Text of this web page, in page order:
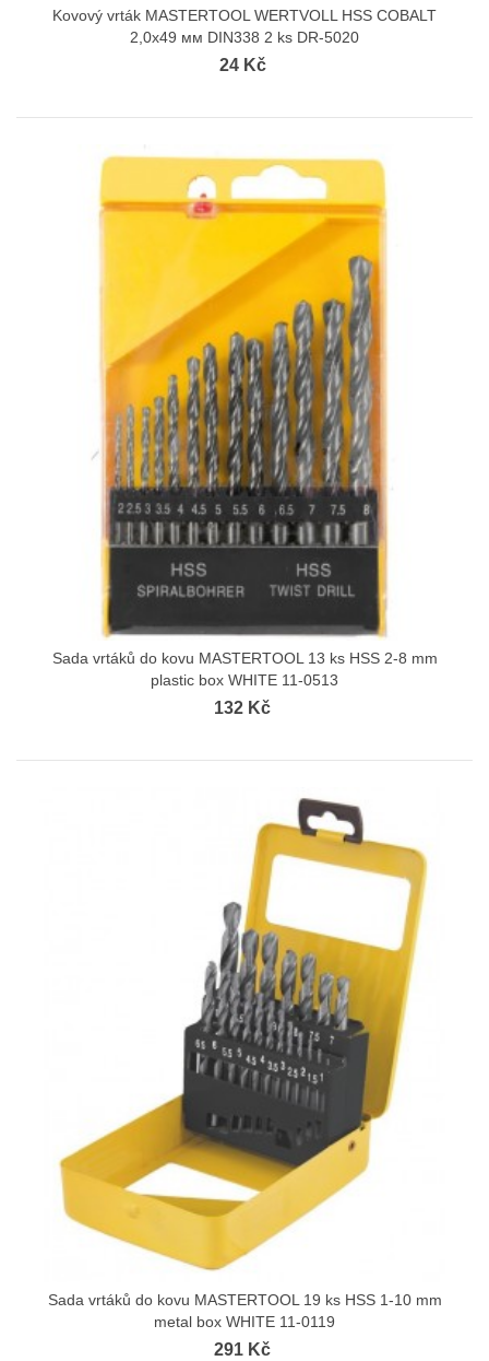
Kovový vrták MASTERTOOL WERTVOLL HSS COBALT
2,0х49 мм DIN338 2 ks DR-5020
24 Kč
Sada vrtáků do kovu MASTERTOOL 13 ks HSS 2-8 mm
plastic box WHITE 11-0513
132 Kč
Sada vrtáků do kovu MASTERTOOL 19 ks HSS 1-10 mm
metal box WHITE 11-0119
291 Kč